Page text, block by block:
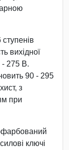
вихідної
- 275 В.
90 - 295
з
при
ключі